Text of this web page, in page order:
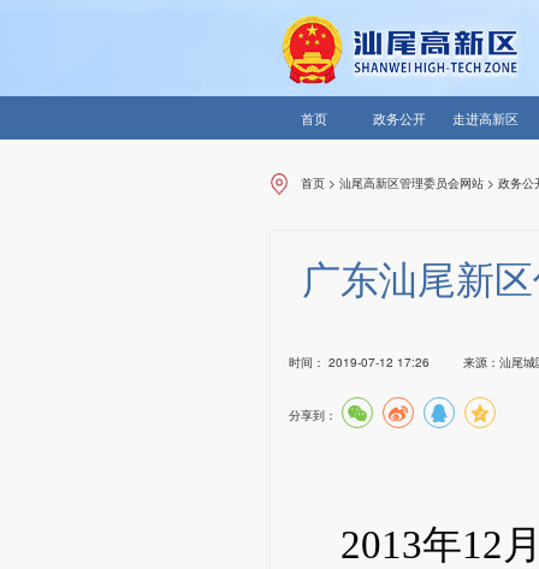
首页 政务公开 走进高新区
首页 >汕尾高新区管理委员会网站 >政务公
广东汕尾新
时间： 2019-07-12 17:26 来源： 汕尾城
分享到：
2013年12